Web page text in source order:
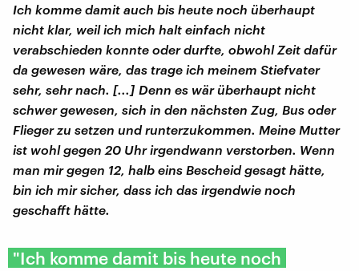
Ich komme damit auch bis heute noch überhaupt
nicht klar, weil ich mich halt einfach nicht
verabschieden konnte oder durfte, obwohl Zeit dafür
da gewesen wäre, das trage ich meinem Stiefvater
sehr, sehr nach. [...] Denn es wär überhaupt nicht
schwer gewesen, sich in den nächsten Zug, Bus oder
Flieger zu setzen und runterzukommen. Meine Mutter
ist wohl gegen 20 Uhr irgendwann verstorben. Wenn
man mir gegen 12, halb eins Bescheid gesagt hätte,
bin ich mir sicher, dass ich das irgendwie noch
geschafft hätte.
"Ich komme damit bis heute noch